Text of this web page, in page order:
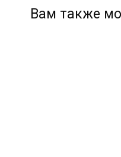
Вам также